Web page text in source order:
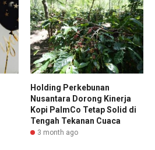
Holding Perkebunan
Nusantara Dorong Kinerja
Kopi PalmCo Tetap Solid di
Tengah Tekanan Cuaca
3 month ago